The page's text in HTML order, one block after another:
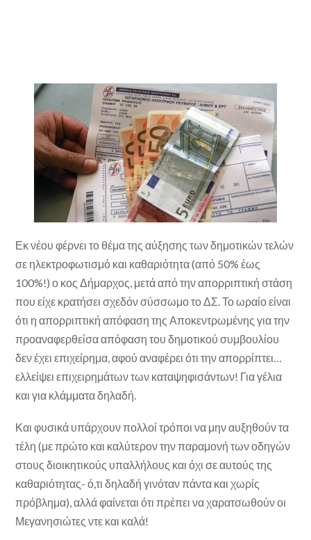
Εκ νέου φέρνει το θέμα της αύξησης των δημοτικών τελών
σε ηλεκτροφωτισμό και καθαριότητα (από 50% έως
100%!) ο κος Δήμαρχος, μετά από την απορριπτική στάση
που είχε κρατήσει σχεδόν σύσσωμο το ΔΣ. Το ωραίο είναι
ότι η απορριπτική απόφαση της Αποκεντρωμένης για την
προαναφερθείσα απόφαση του δημοτικού συμβουλίου
δεν έχει επιχείρημα, αφού αναφέρει ότι την απορρίπτει…
ελλείψει επιχειρημάτων των καταψηφισάντων! Για γέλια
και για κλάμματα δηλαδή.
Και φυσικά υπάρχουν πολλοί τρόποι να μην αυξηθούν τα
τέλη (με πρώτο και καλύτερον την παραμονή των οδηγών
στους διοικητικούς υπαλλήλους και όχι σε αυτούς της
καθαριότητας- ό,τι δηλαδή γινόταν πάντα και χωρίς
πρόβλημα), αλλά φαίνεται ότι πρέπει να χαρατσωθούν οι
Μεγανησιώτες ντε και καλά!